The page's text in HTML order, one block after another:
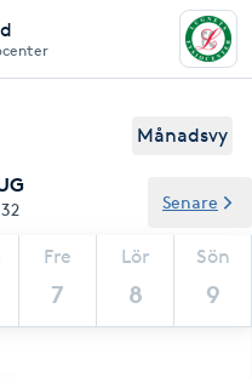
Månadsvy
Fre
7
Lör
8
Sön
9
Senare